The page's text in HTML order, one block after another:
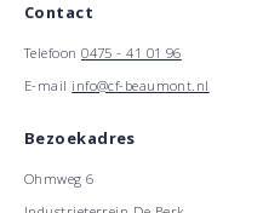
Contact
Telefoon0475 - 41 01 96
E-mail info@cf-beaumont.nl
Bezoekadres
Ohmweg 6